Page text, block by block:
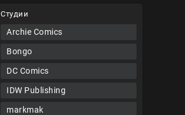
Студии
Archie Comics
Bongo
DC Comics
IDW Publishing
markmak